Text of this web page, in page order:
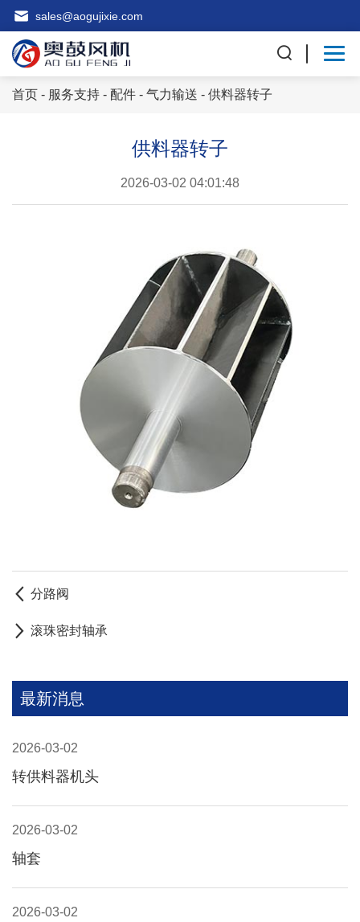
sales@aogujixie.com
首页 - 服务支持 - 配件 - 气力输送 - 供料器转子
供料器转子
2026-03-02 04:01:48
分路阀
滚珠密封轴承
最新消息
2026-03-02
转供料器机头
2026-03-02
轴套
2026-03-02